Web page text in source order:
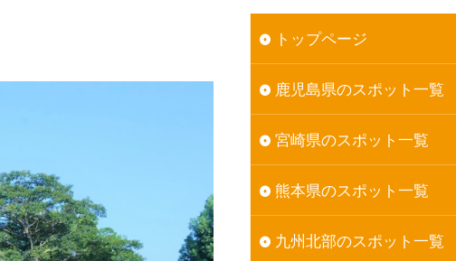
トップページ
鹿児島県のスポット一覧
宮崎県のスポット一覧
熊本県のスポット一覧
九州北部のスポット一覧